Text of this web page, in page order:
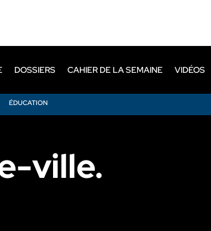
ÉDUCATION
DOSSIERS CAHIER DE LA SEMAINE VIDÉOS
ville.